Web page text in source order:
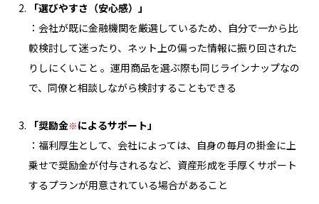
「選びやすさ（安心感）」
：会社が既に金融機関を厳選しているため、自分で一から比
較検討して迷ったり、ネット上の偏った情報に振り回された
りしにくいこと 。運用商品を選ぶ際も同じラインナップなの
で、同僚と相談しながら検討することもできる
「奨励金
によるサポート」
：福利厚生として、会社によっては、自身の毎月の掛金に上
乗せで奨励金が付与されるなど、資産形成を手厚くサポート
するプランが用意されている場合があること